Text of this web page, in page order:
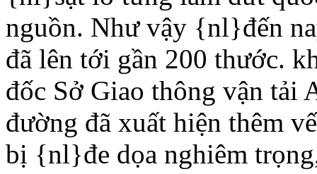
nguồn. Như vậy {nl}đến
đã lên tới gần 200 thước.
đốc Sở Giao thông vận
đường đã xuất hiện thêm
bị {nl}đe dọa nghiêm